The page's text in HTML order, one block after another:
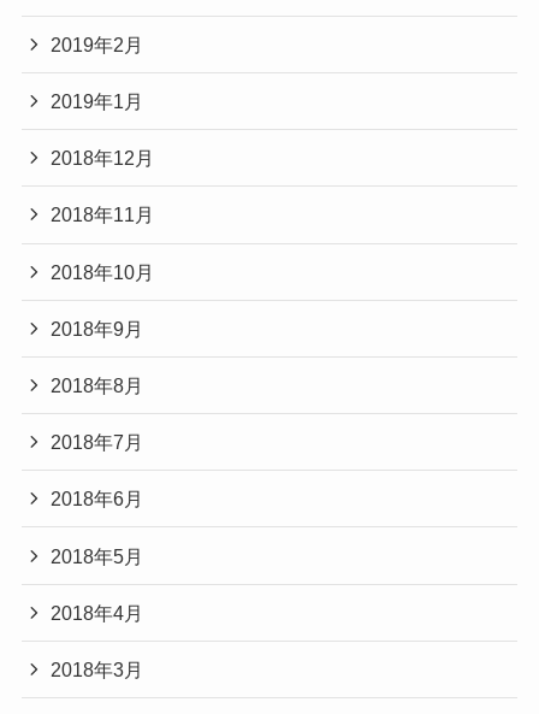
2019年2月
2019年1月
2018年12月
2018年11月
2018年10月
2018年9月
2018年8月
2018年7月
2018年6月
2018年5月
2018年4月
2018年3月